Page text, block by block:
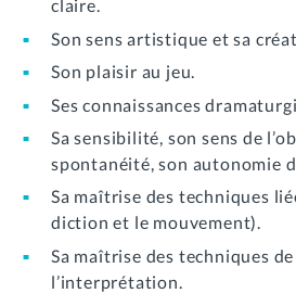
claire.
Son sens artistique et sa
Son plaisir au jeu.
Ses connaissances
Sa sensibilité, son sens de
spontanéité, son autonomie
Sa maîtrise des techniques
diction et le mouvement).
Sa maîtrise des techniques
l’interprétation.